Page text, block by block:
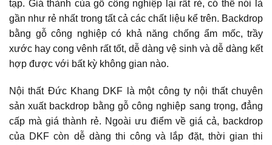
tạp. Giá thành của gỗ công nghiệp lại rất rẻ, có thể nói là
gần như rẻ nhất trong tất cả các chất liệu kể trên. Backdrop
bằng gỗ công nghiệp có khả năng chống ẩm mốc, trầy
xước hay cong vênh rất tốt, dễ dàng vệ sinh và dễ dàng kết
hợp được với bất kỳ không gian nào.
Nội thất Đức Khang DKF là một công ty nội thất chuyên
sản xuất backdrop bằng gỗ công nghiệp sang trọng, đẳng
cấp mà giá thành rẻ. Ngoài ưu điểm về giá cả, backdrop
của DKF còn dễ dàng thi công và lắp đặt, thời gian thi